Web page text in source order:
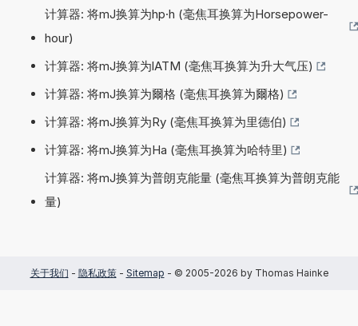
计算器: 将mJ换算为hp·h (毫焦耳换算为Horsepower-
hour)
计算器: 将mJ换算为lATM (毫焦耳换算为升大气压)
计算器: 将mJ换算为爾格 (毫焦耳换算为爾格)
计算器: 将mJ换算为Ry (毫焦耳换算为里德伯)
计算器: 将mJ换算为Ha (毫焦耳换算为哈特里)
计算器: 将mJ换算为普朗克能量 (毫焦耳换算为普朗克能
量)
关于我们 - 隐私政策- Sitemap - © 2005-2026 by Thomas Hainke